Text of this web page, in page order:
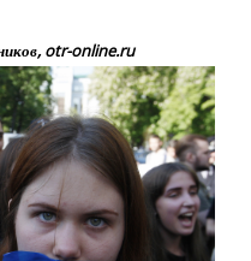
otr-online.ru